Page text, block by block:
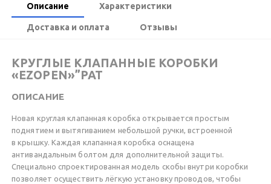
Описание Характеристики
Доставка и оплата Отзывы
КРУГЛЫЕ КЛАПАННЫЕ КОРОБКИ
«EZOPEN»”PAT
ОПИСАНИЕ
Новая круглая клапанная коробка открывается простым
поднятием и вытягиванием небольшой ручки, встроенной
в крышку. Каждая клапанная коробка оснащена
антивандальным болтом для дополнительной защиты.
Специально спроектированная модель скобы внутри коробки
позволяет осуществить лёгкую установку проводов, чтобы